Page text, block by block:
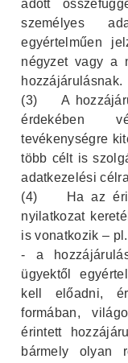
adott
személyes
egyértelműen
négyzet vagy a
hozzájárulásnak.
(3)
A
érdekében
tevékenységre
több célt is
adatkezelési
(4)
Ha az
nyilatkozat
is vonatkozik –
- a
ügyektől
kell előadni,
formában,
érintett
bármely olyan